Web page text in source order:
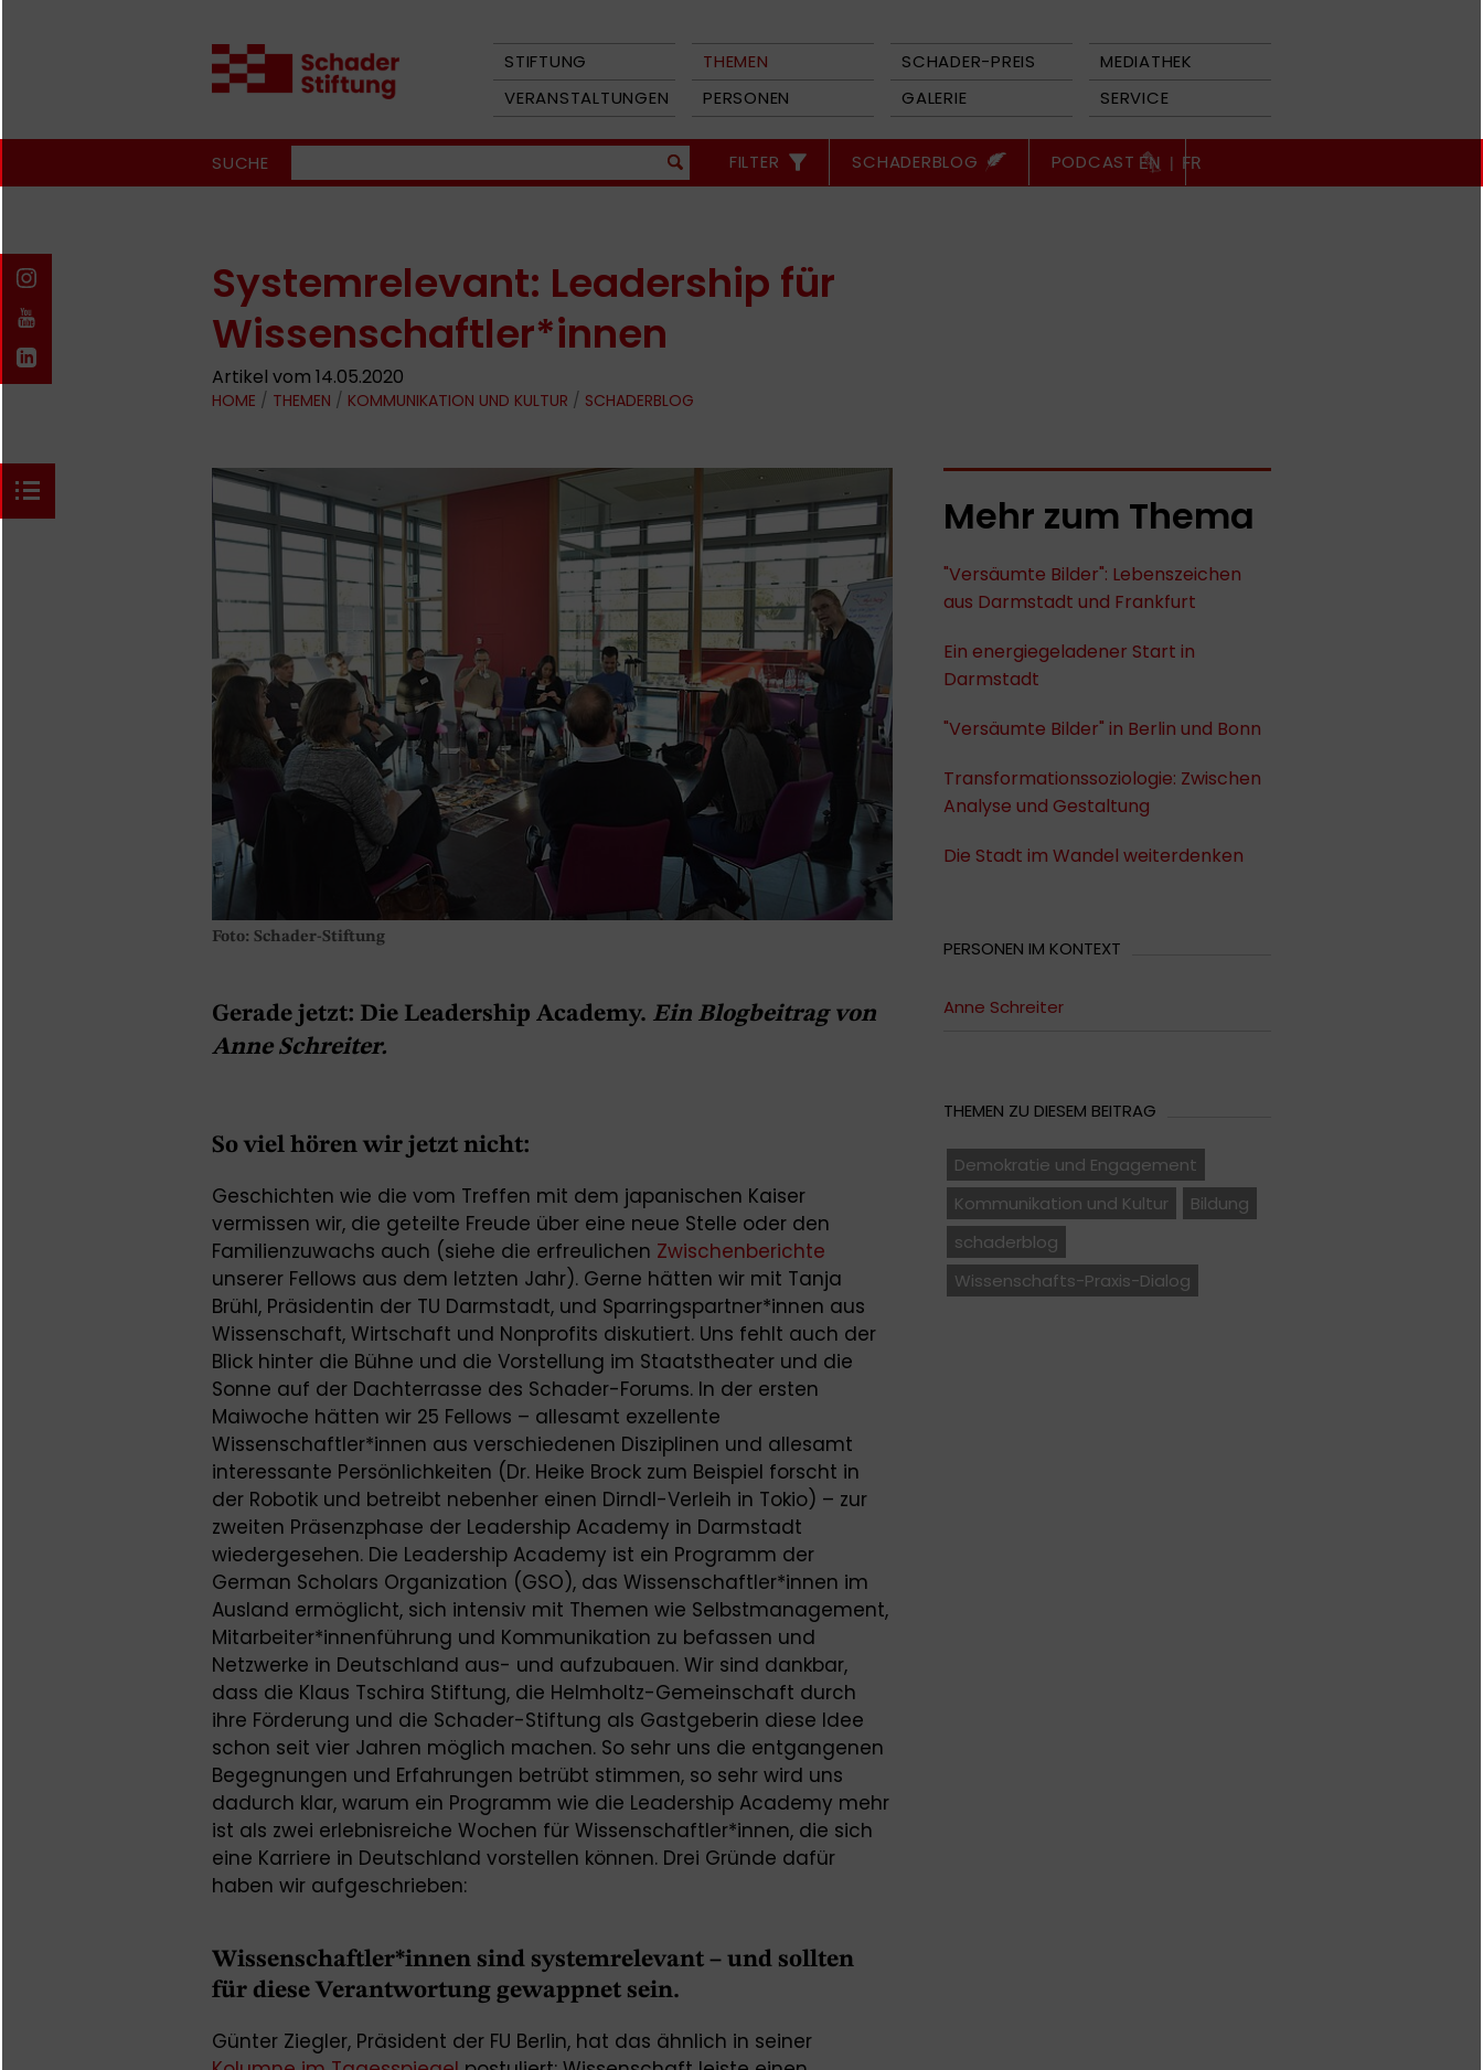
STIFTUNG THEMEN SCHADER-PREIS
MEDIATHEK
VERANSTALTUNGEN
PERSONEN GALERIE SERVICE
SUCHE FILTER SCHADERBLOG PODCAST EN | FR
Systemrelevant: Leadership für
Wissenschaftler*innen
Artikel vom 14.05.2020
HOME / THEMEN / KOMMUNIKATION UND KULTUR / SCHADERBLOG
Foto: Schader-Stiftung
Gerade jetzt: Die Leadership Academy. Ein Blogbeitrag von
Anne Schreiter.
So viel hören wir jetzt nicht:
Geschichten wie die vom Treffen mit dem japanischen Kaiser
vermissen wir, die geteilte Freude über eine neue Stelle oder den
Familienzuwachs auch (siehe die erfreulichen Zwischenberichte
unserer Fellows aus dem letzten Jahr). Gerne hätten wir mit Tanja
Brühl, Präsidentin der TU Darmstadt, und Sparringspartner*innen aus
Wissenschaft, Wirtschaft und Nonprofits diskutiert. Uns fehlt auch der
Blick hinter die Bühne und die Vorstellung im Staatstheater und die
Sonne auf der Dachterrasse des Schader-Forums. In der ersten
Maiwoche hätten wir 25 Fellows – allesamt exzellente
Wissenschaftler*innen aus verschiedenen Disziplinen und allesamt
interessante Persönlichkeiten (Dr. Heike Brock zum Beispiel forscht in
der Robotik und betreibt nebenher einen Dirndl-Verleih in Tokio) – zur
zweiten Präsenzphase der Leadership Academy in Darmstadt
wiedergesehen. Die Leadership Academy ist ein Programm der
German Scholars Organization (GSO), das Wissenschaftler*innen im
Ausland ermöglicht, sich intensiv mit Themen wie Selbstmanagement,
Mitarbeiter*innenführung und Kommunikation zu befassen und
Netzwerke in Deutschland aus- und aufzubauen. Wir sind dankbar,
dass die Klaus Tschira Stiftung, die Helmholtz-Gemeinschaft durch
ihre Förderung und die Schader-Stiftung als Gastgeberin diese Idee
schon seit vier Jahren möglich machen. So sehr uns die entgangenen
Begegnungen und Erfahrungen betrübt stimmen, so sehr wird uns
dadurch klar, warum ein Programm wie die Leadership Academy mehr
ist als zwei erlebnisreiche Wochen für Wissenschaftler*innen, die sich
eine Karriere in Deutschland vorstellen können. Drei Gründe dafür
haben wir aufgeschrieben:
Wissenschaftler*innen sind systemrelevant – und sollten
für diese Verantwortung gewappnet sein.
Günter Ziegler, Präsident der FU Berlin, hat das ähnlich in seiner
Mehr zum Thema
"Versäumte Bilder": Lebenszeichen
aus Darmstadt und Frankfurt
Ein energiegeladener Start in
Darmstadt
"Versäumte Bilder" in Berlin und Bonn
Transformationssoziologie: Zwischen
Analyse und Gestaltung
Die Stadt im Wandel weiterdenken
PERSONEN IM KONTEXT
Anne Schreiter
THEMEN ZU DIESEM BEITRAG
Demokratie und Engagement
Kommunikation und Kultur
Bildung
schaderblog
Wissenschafts-Praxis-Dialog